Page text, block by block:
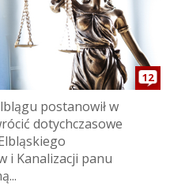
12
postanowił w
dotychczasowe
i Kanalizacji panu